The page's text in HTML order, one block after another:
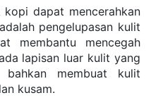
kopi dapat mencerahkan
pengelupasan kulit
membantu mencegah
lapisan luar kulit yang
membuat kulit
kusam.